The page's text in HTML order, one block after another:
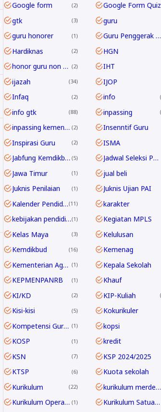
Google form 2 Google Form Quiz
gtk 3 guru
guru honorer 1 Guru Penggerak GPAI
Hardiknas 2 HGN
honor guru non ASN 2 IHT
ijazah 34 IJOP
Infaq 2 info
info gtk 88 inpassing
inpassing kemenag 2 Insenntif Guru
Inspirasi Guru 2 ISMA
Jabfung Kemdikbud 5 Jadwal Seleksi PPPK Guru 2024
Jawa Timur 1 jual beli
Juknis Penilaian 1 Juknis Ujian PAI
Kalender Pendidikan 11 karakter
kebijakan pendidikan 2025 1 Kegiatan MPLS
Kelas Maya 3 Kelulusan
Kemdikbud 16 Kemenag
Kementerian Agama 1 Kepala Sekolah
KEPMENPANRB 1 Khauf
KI/KD 2 KIP-Kuliah
Kisi-kisi 5 Kokurikuler
Kompetensi Guru 2045 1 kopsi
KOSP 1 kredit
KSN 7 KSP 2024/2025
KTSP 6 Kuota sekolah
Kurikulum 22 kurikulum merdeka
Kurikulum Operasional Satuan Pendidikan 1 Kurikulum Satuan Pendidikan